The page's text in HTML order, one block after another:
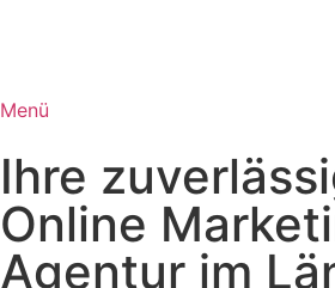
Menü
Ihre
Online
Agentur im